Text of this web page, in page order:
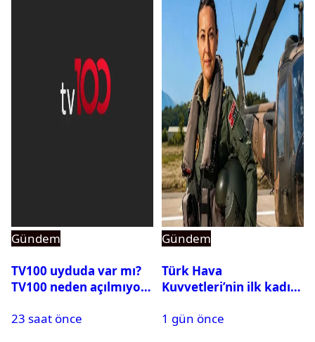
Gündem
TV100 uyduda var mı?
TV100 neden açılmıyor?
23 saat önce
Gündem
Türk Hava
Kuvvetleri’nin ilk kadın
Karapınar hakkında
1 gün önce